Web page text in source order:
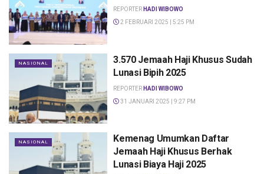
REPORTER HADI WIBOWO
2 FEBRUARI 2025 | 5:25 PM
NASIONAL
3.570 Jemaah Haji Khusus Sudah
Lunasi Bipih 2025
REPORTER HADI WIBOWO
31 JANUARI 2025 | 9:27 PM
NASIONAL
Kemenag Umumkan Daftar
Jemaah Haji Khusus Berhak
Lunasi Biaya Haji 2025